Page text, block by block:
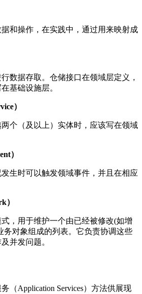
和操作，在实践中，通过用来映射成
数据存取。仓储接口在领域层定义，
基础设施层。
）
个（及以上）实体时，应该写在领域
）
生时可以触发领域事件，并且在相应
）
，用于维护一个由已经被修改(如增
务对象组成的列表。它负责协调这些
并发问题。
（Application Services）方法供展现